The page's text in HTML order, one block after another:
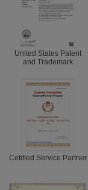
United States Patent
and Trademark
Cetified Service Partner